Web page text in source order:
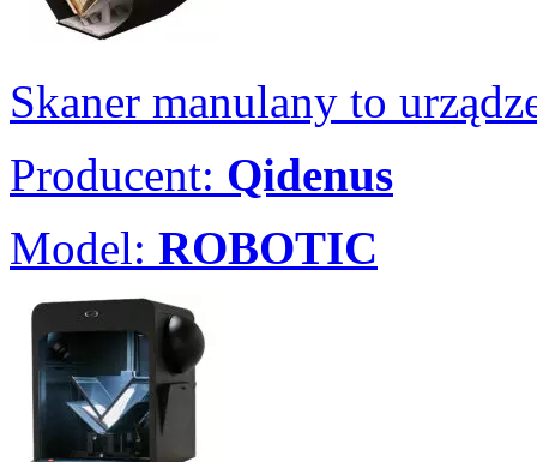
Skaner manulany to
Producent: Qidenus
Model: ROBOTIC